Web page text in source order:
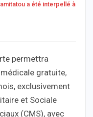
a été interpellé à
permettra
gratuite,
exclusivement
et Sociale
(CMS), avec